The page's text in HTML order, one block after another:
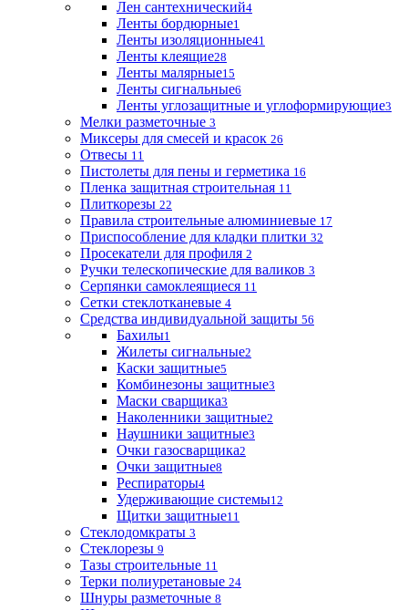
Лен сантехнический4
Ленты бордюрные1
Ленты изоляционные41
Ленты клеящие28
Ленты малярные15
Ленты сигнальные6
Ленты углозащитные и углоформирующие3
Мелки разметочные 3
Миксеры для смесей и красок 26
Отвесы 11
Пистолеты для пены и герметика 16
Пленка защитная строительная 11
Плиткорезы 22
Правила строительные алюминиевые 17
Приспособление для кладки плитки 32
Просекатели для профиля 2
Ручки телескопические для валиков 3
Серпянки самоклеящиеся 11
Сетки стеклотканевые 4
Средства индивидуальной защиты 56
Бахилы1
Жилеты сигнальные2
Каски защитные5
Комбинезоны защитные3
Маски сварщика3
Наколенники защитные2
Наушники защитные3
Очки газосварщика2
Очки защитные8
Респираторы4
Удерживающие системы12
Щитки защитные11
Стеклодомкраты 3
Стеклорезы 9
Тазы строительные 11
Терки полиуретановые 24
Шнуры разметочные 8